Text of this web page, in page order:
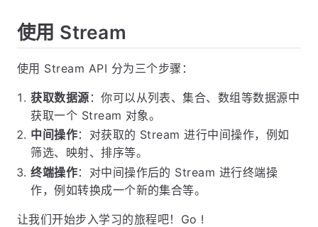
使用 Stream
使用 Stream API 分为三个步骤：
获取数据源 ：你可以从列表、集合、数组等数据源中
获取一个 Stream 对象。
中间操作：对获取的 Stream 进行中间操作，例如
筛选、映射、排序等。
终端操作：对中间操作后的 Stream 进行终端操
作，例如转换成一个新的集合等。
让我们开始步入学习的旅程吧！Go !